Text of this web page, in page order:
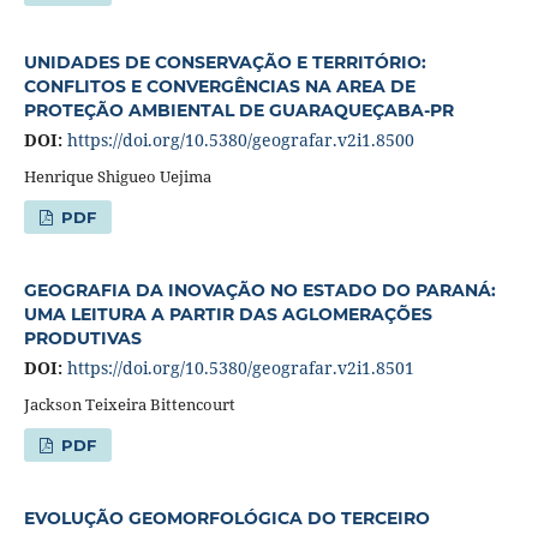
UNIDADES DE CONSERVAÇÃO E TERRITÓRIO:
CONFLITOS E CONVERGÊNCIAS NA AREA DE
PROTEÇÃO AMBIENTAL DE GUARAQUEÇABA-PR
DOI: https://doi.org/10.5380/geografar.v2i1.8500
Henrique Shigueo Uejima
PDF
GEOGRAFIA DA INOVAÇÃO NO ESTADO DO PARANÁ:
UMA LEITURA A PARTIR DAS AGLOMERAÇÕES
PRODUTIVAS
DOI: https://doi.org/10.5380/geografar.v2i1.8501
Jackson Teixeira Bittencourt
PDF
EVOLUÇÃO GEOMORFOLÓGICA DO TERCEIRO